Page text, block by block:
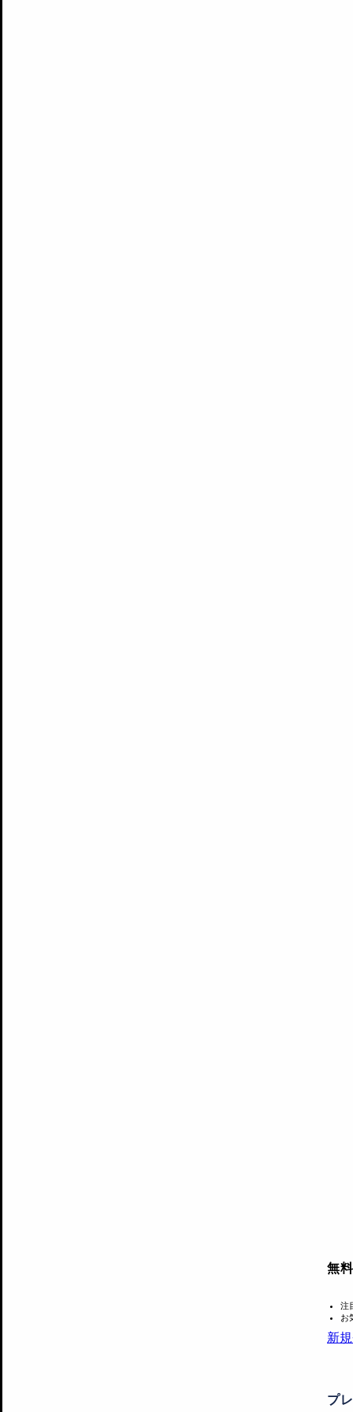
無
注
お
新
プ